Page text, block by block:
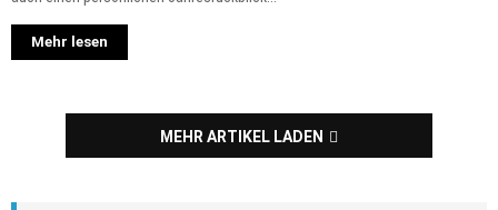
Mehr lesen
MEHR ARTIKEL LADEN